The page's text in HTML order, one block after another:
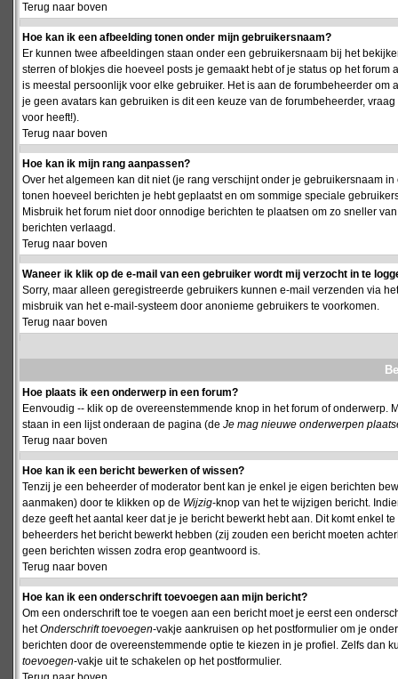
Terug naar boven
Hoe kan ik een afbeelding tonen onder mijn gebruikersnaam?
Er kunnen twee afbeeldingen staan onder een gebruikersnaam bij het
sterren of blokjes die hoeveel posts je gemaakt hebt of je status op het
is meestal persoonlijk voor elke gebruiker. Het is aan de forumbeheerder
je geen avatars kan gebruiken is dit een keuze van de forumbeheerder,
voor heeft!).
Terug naar boven
Hoe kan ik mijn rang aanpassen?
Over het algemeen kan dit niet (je rang verschijnt onder je gebruikersnaam
tonen hoeveel berichten je hebt geplaatst en om sommige speciale
Misbruik het forum niet door onnodige berichten te plaatsen om zo sneller
berichten verlaagd.
Terug naar boven
Waneer ik klik op de e-mail van een gebruiker wordt mij verzocht in te
Sorry, maar alleen geregistreerde gebruikers kunnen e-mail verzenden via
misbruik van het e-mail-systeem door anonieme gebruikers te voorkomen.
Terug naar boven
Hoe plaats ik een onderwerp in een forum?
Eenvoudig -- klik op de overeenstemmende knop in het forum of
staan in een lijst onderaan de pagina (de Je mag nieuwe onderwerpen
Terug naar boven
Hoe kan ik een bericht bewerken of wissen?
Tenzij je een beheerder of moderator bent kan je enkel je eigen berichten
aanmaken) door te klikken op de Wijzig-knop van het te wijzigen bericht.
deze geeft het aantal keer dat je je bericht bewerkt hebt aan. Dit komt enkel
beheerders het bericht bewerkt hebben (zij zouden een bericht moeten
geen berichten wissen zodra erop geantwoord is.
Terug naar boven
Hoe kan ik een onderschrift toevoegen aan mijn bericht?
Om een onderschrift toe te voegen aan een bericht moet je eerst een
hetOnderschrift toevoegen-vakje aankruisen op het postformulier om je
berichten door de overeenstemmende optie te kiezen in je profiel. Zelfs dan
toevoegen-vakje uit te schakelen op het postformulier.